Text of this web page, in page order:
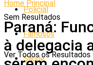
Policial
Famosos
Saúde
Sem Resultados
Ver Todos os Resultados
Home Principal
Paraná:
à delegacia